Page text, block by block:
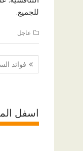
للجميع.
عاجل
تصفّح
فوائد
اسفل